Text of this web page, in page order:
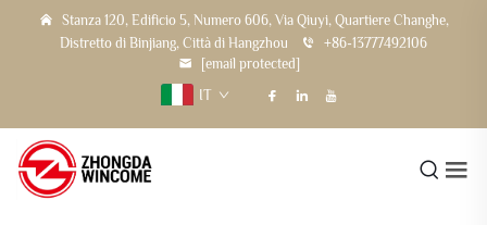
Stanza 120, Edificio 5, Numero 606, Via Qiuyi, Quartiere Changhe,
Distretto di Binjiang, Città di Hangzhou
+86-13777492106
[email protected]
IT